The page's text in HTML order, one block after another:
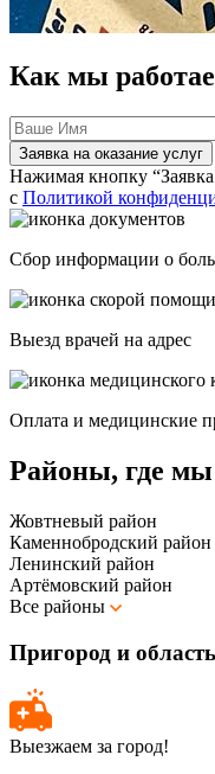
Как мы
Заявка на оказание услуг
Нажимая кнопку “Заявка
с Политикой
Сбор информации о
Выезд врачей на адрес
Оплата и медицинские
Районы, где
Жовтневый район
Каменнобродский район
Ленинский район
Артёмовский район
Все районы
Пригород и область
Выезжаем за город!